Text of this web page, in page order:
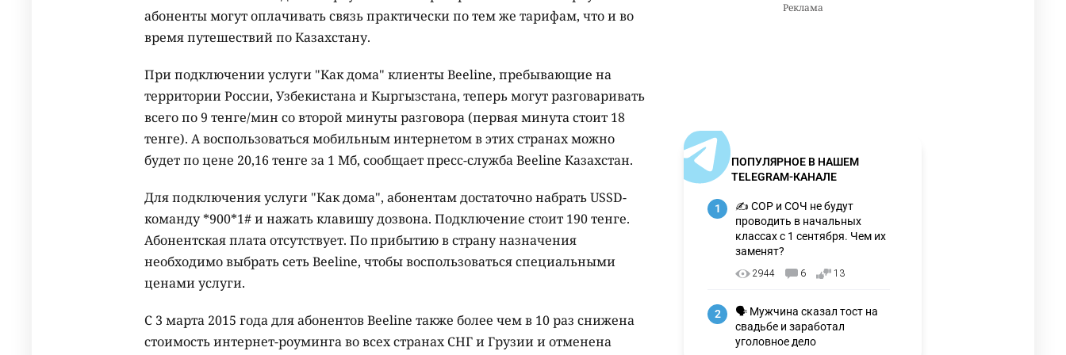
абоненты могут оплачивать связь практически по тем же тарифам, что и во
время путешествий по Казахстану.
При подключении услуги "Как дома" клиенты Beeline, пребывающие на
территории России, Узбекистана и Кыргызстана, теперь могут разговаривать
всего по 9 тенге/мин со второй минуты разговора (первая минута стоит 18
тенге). А воспользоваться мобильным интернетом в этих странах можно
будет по цене 20,16 тенге за 1 Мб, сообщает пресс-служба Beeline Казахстан.
Для подключения услуги "Как дома", абонентам достаточно набрать USSD-
команду *900*1# и нажать клавишу дозвона. Подключение стоит 190 тенге.
Абонентская плата отсутствует. По прибытию в страну назначения
необходимо выбрать сеть Beeline, чтобы воспользоваться специальными
ценами услуги.
С 3 марта 2015 года для абонентов Beeline также более чем в 10 раз снижена
стоимость интернет-роуминга во всех странах СНГ и Грузии и отменена
ПОПУЛЯРНОЕ В НАШЕМ
TELEGRAM-КАНАЛЕ
1
✍️ СОР и СОЧ не будут
проводить в начальных
классах с 1 сентября. Чем их
заменят?
2944 6 13
2
🗣 Мужчина сказал тост на
свадьбе и заработал
уголовное дело